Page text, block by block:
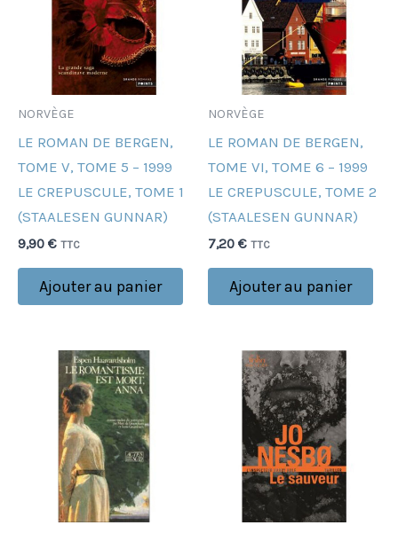
NORVÈGE
LE ROMAN DE BERGEN,
TOME V, TOME 5 – 1999
LE CREPUSCULE, TOME 1
(STAALESEN GUNNAR)
9,90 € TTC
Ajouter au panier
NORVÈGE
LE ROMAN DE BERGEN,
TOME VI, TOME 6 – 1999
LE CREPUSCULE, TOME 2
(STAALESEN GUNNAR)
7,20 € TTC
Ajouter au panier